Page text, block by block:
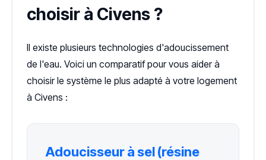
choisir à Civens ?
Il existe plusieurs technologies d'adoucissement
de l'eau. Voici un comparatif pour vous aider à
choisir le système le plus adapté à votre logement
à Civens :
Adoucisseur à sel (résine